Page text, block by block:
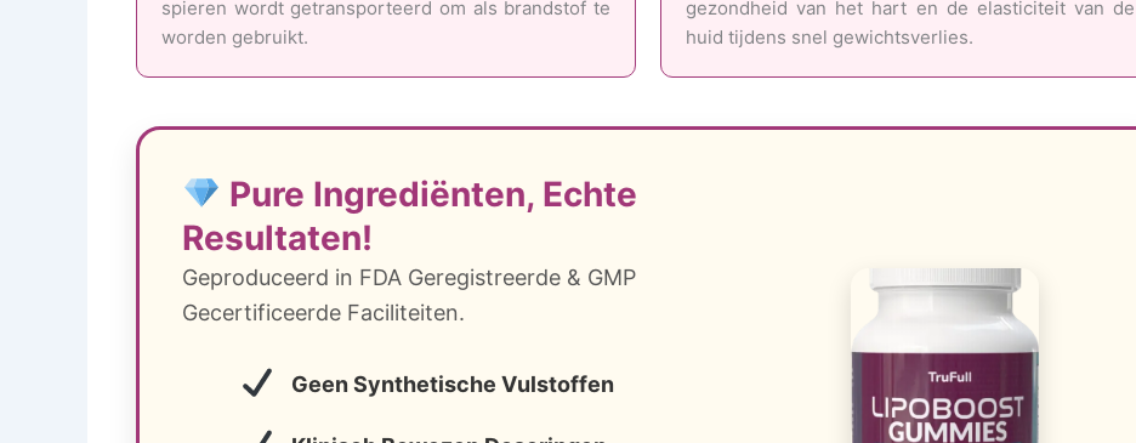
spieren wordt getransporteerd om als brandstof te
worden gebruikt.
gezondheid van het hart en de elasticiteit van de
huid tijdens snel gewichtsverlies.
Pure Ingrediënten, Echte
Resultaten!
Geproduceerd in FDA Geregistreerde & GMP
Gecertificeerde Faciliteiten.
Geen Synthetische Vulstoffen